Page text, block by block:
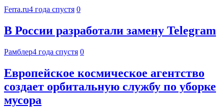
Ferra.ru4 года спустя 0
В России разработали замену Telegram
Рамблер4 года спустя 0
Европейское космическое агентство
создает орбитальную службу по уборке
мусора